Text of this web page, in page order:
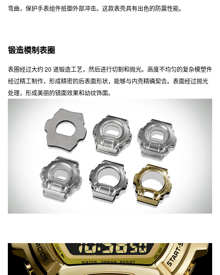
弯曲，保护手表组件抵御外部冲击。这款表壳具有出色的防震性能。
锻造模制表圈
表圈经过大约 20 道锻造工艺，然后进行切割和抛光。高度不均匀的复杂模塑件
经过精工制作，形成精密的后表面形状，能够与内壳精确契合。表面经过抛光
处理，形成美丽的镜面效果和幼纹饰面。